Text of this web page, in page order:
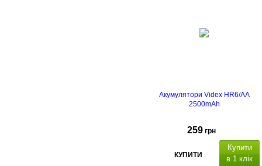
Акумулятори Videx HR6/AA
2500mAh
259 грн
КУПИТИ
Купити
в 1 клік